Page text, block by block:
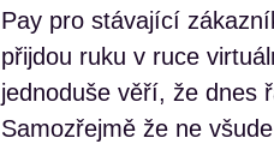
Pay pro stávající
přijdou ruku v ruce
jednoduše věří, že dnes
Samozřejmě že ne